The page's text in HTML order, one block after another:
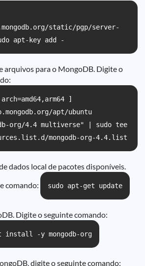
static/pgp/server-
apt-key add -
arquivos para o MongoDB. Digite o
]
apt/ubuntu
org/4.4 multiverse" | sudo tee
mongodb-org-4.4.list
dados local de pacotes disponíveis.
comando:
sudo apt-get update
Digite o seguinte comando:
install -y mongodb-org
digite o seguinte comando: